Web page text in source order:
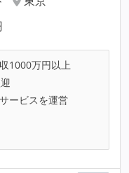
1000万円以上
ービスを運営